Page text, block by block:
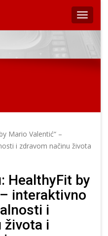
Mario Valentić“ –
i zdravom načinu života
HealthyFit by
interaktivno
i
života i